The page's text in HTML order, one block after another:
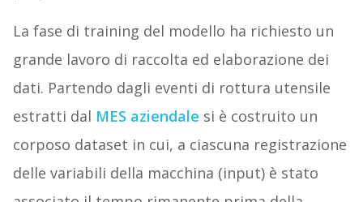
La fase di training del modello ha richiesto un
grande lavoro di raccolta ed elaborazione dei
dati. Partendo dagli eventi di rottura utensile
estratti dal MES aziendale si è costruito un
corposo dataset in cui, a ciascuna registrazione
delle variabili della macchina (input) è stato